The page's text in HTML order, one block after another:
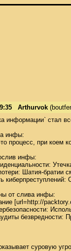
Arthurvok
информации` стал
инфы:
процесс, при коем
инфы:
Шатия-братии
от слива инфы:
[url=http://
безвредности:
суровую